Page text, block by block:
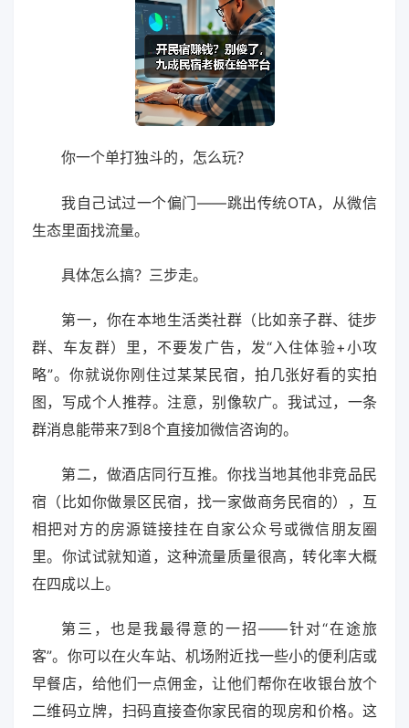
你一个单打独斗的，怎么玩？
我自己试过一个偏门——跳出传统OTA，从微信
生态里面找流量。
具体怎么搞？三步走。
第一，你在本地生活类社群（比如亲子群、徒步
群、车友群）里，不要发广告，发“入住体验+小攻
略”。你就说你刚住过某某民宿，拍几张好看的实拍
图，写成个人推荐。注意，别像软广。我试过，一条
群消息能带来7到8个直接加微信咨询的。
第二，做酒店同行互推。你找当地其他非竞品民
宿（比如你做景区民宿，找一家做商务民宿的），互
相把对方的房源链接挂在自家公众号或微信朋友圈
里。你试试就知道，这种流量质量很高，转化率大概
在四成以上。
第三，也是我最得意的一招——针对“在途旅
客”。你可以在火车站、机场附近找一些小的便利店或
早餐店，给他们一点佣金，让他们帮你在收银台放个
二维码立牌，扫码直接查你家民宿的现房和价格。这